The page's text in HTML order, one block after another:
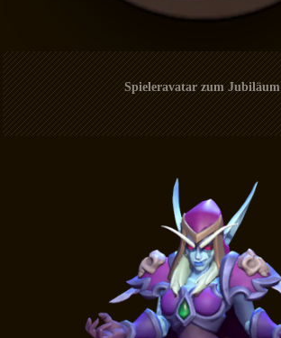
Spieleravatar zum Jubiläum